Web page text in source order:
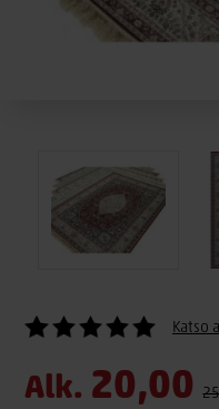
Katso
Alk. 20,00